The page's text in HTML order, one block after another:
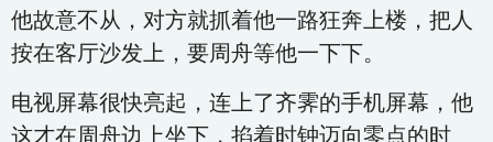
他故意不从，对方就抓着他一路狂奔上楼，把人
按在客厅沙发上，要周舟等他一下下。
电视屏幕很快亮起，连上了齐霁的手机屏幕，他
这才在周舟边上坐下，掐着时钟迈向零点的时